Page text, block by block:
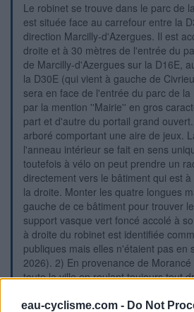
eau-cyclisme.com - Do Not
Le robinet se trouve dans le parc de
est située face au carrefour entre la
direction Marcilly-d'Azergues. Il est
droite et à 30 mètres de l'entrée du
de Marcilly-d'Azergues sur la D16E,
la D30E (qui vient à gauche de
sera en face de l'entrée du parc de
par la mention ''Mairie'' en gros
part et d'autre du portail grand
arboré comportant une aire de jeux.
l'anneau intérieur se fait en sens
toutefois à vélo on peut prendre un
directement vers le bâtiment qui est
la droite. Monter les quatre longues
gauche de ce bâtiment pour trouver
support vasque vert foncé accolé à
à droite du robinet est identifiée
publiques mais elles n'étaient pas en
2026). 2) En provenance de
toute la ville en roulant toujours tout
Lozanne. Continuer ainsi tout droit